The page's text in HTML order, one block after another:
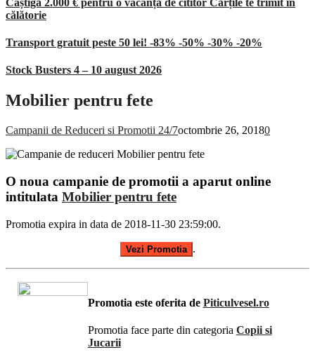
călătorie
Transport gratuit peste 50 lei! -83% -50% -30% -20%
Stock Busters 4 – 10 august 2026
Mobilier pentru fete
Campanii de Reduceri si Promotii 24/7octombrie 26, 20180
O noua campanie de promotii a aparut online
intitulata Mobilier pentru fete
Promotia expira in data de 2018-11-30 23:59:00.
Vezi Promotia .
Promotia este oferita de Piticulvesel.ro
Promotia face parte din categoria Copii si
Jucarii